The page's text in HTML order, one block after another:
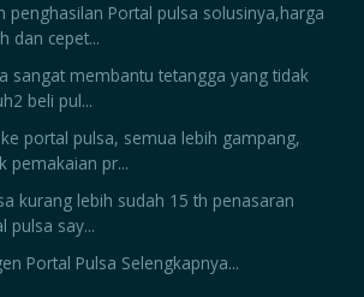
penghasilan Portal pulsa solusinya,harga
dan cepet...
sangat membantu tetangga yang tidak
beli pul...
portal pulsa, semua lebih gampang,
pemakaian pr...
kurang lebih sudah 15 th penasaran
pulsa say...
Portal Pulsa Selengkapnya...